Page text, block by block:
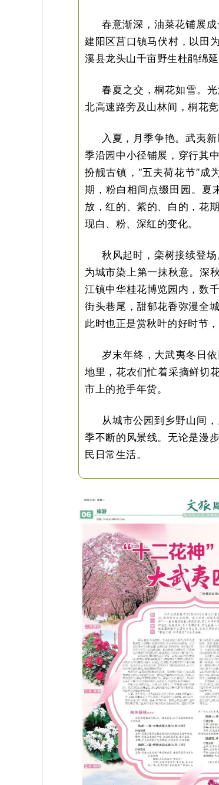
春意渐深，油菜花铺展
建阳区莒口镇马伏村，以田
溪县龙头山千亩野生杜鹃绵
春夏之交，桐花如雪。光
北高速路旁及山林间，桐花
入夏，月季争艳。武夷
季沿园中小径铺展，穿行其
扮靓古镇，“五夫荷花节”成
期，粉白相间点缀田园。夏
放，红的、紫的、白的，花
现白、粉、深红的变化。
秋风起时，栾树接续登
为城市染上第一抹秋意。深
江镇中华桂花博览园内，数
街头巷尾，甜郁花香弥漫全
此时也正是赏秋叶的好时节
岁末年终，大武夷冬日
地里，花农们忙着采摘鲜切
市上的抢手年货。
从城市公园到乡野山间
季不断的风景线。无论是漫
民日常生活。